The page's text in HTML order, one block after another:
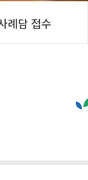
례담 접수